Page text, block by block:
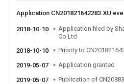
Application CN201821642283.XU
2018-10-10
Application filed by
Co Ltd
2018-10-10
Priority to
2019-05-07 Application granted
2019-05-07 Publication of